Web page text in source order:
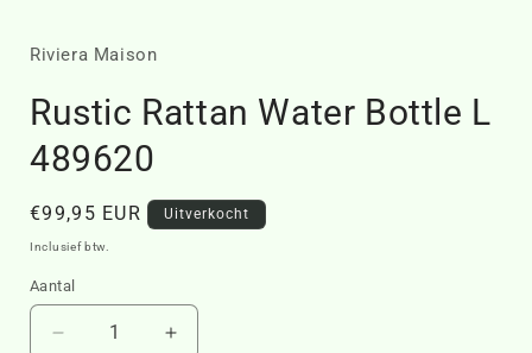
in
Riviera Maison
Rustic Rattan Water Bottle L
489620
Normale
prijs
€99,95 EUR Uitverkocht
Inclusief btw.
Aantal
Aantal
Aantal